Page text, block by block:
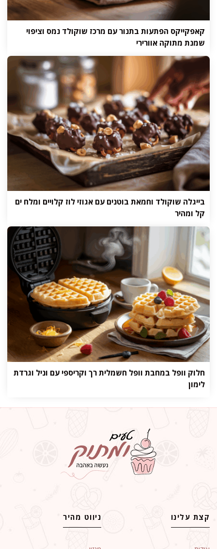
קאפקייקס הפתעות בתנור עם מרכז שוקולד נמס וציפוי
שמנת מתוקה אוורירי
בייגלה שוקולד וחמאת בוטנים עם אגוזי לוז קלויים ומלח ים
קל ומהיר
חלוק וופל במחבת וופל חשמלית רך וקריספי עם וניל וגרדת
לימון
קצת עלינו ניווט מהיר